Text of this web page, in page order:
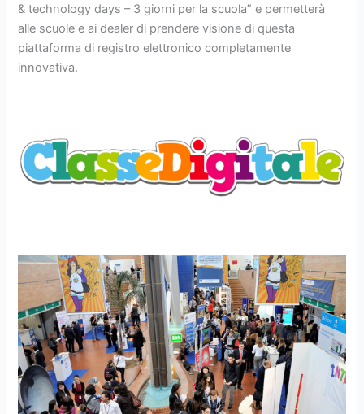
& technology days – 3 giorni per la scuola” e permetterà
alle scuole e ai dealer di prendere visione di questa
piattaforma di registro elettronico completamente
innovativa.